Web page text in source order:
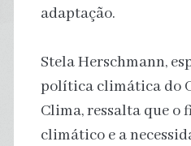
adaptação.
Stela Herschmann,
política climática do
Clima, ressalta que o
climático e a